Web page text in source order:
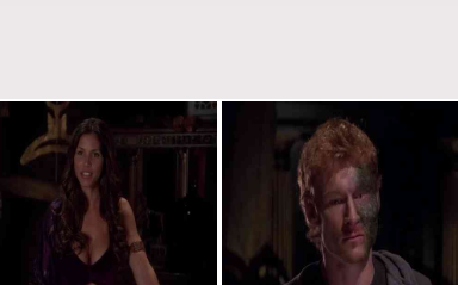
на телефоне, планшете, пк или телевизоре на сайте
film.ru.